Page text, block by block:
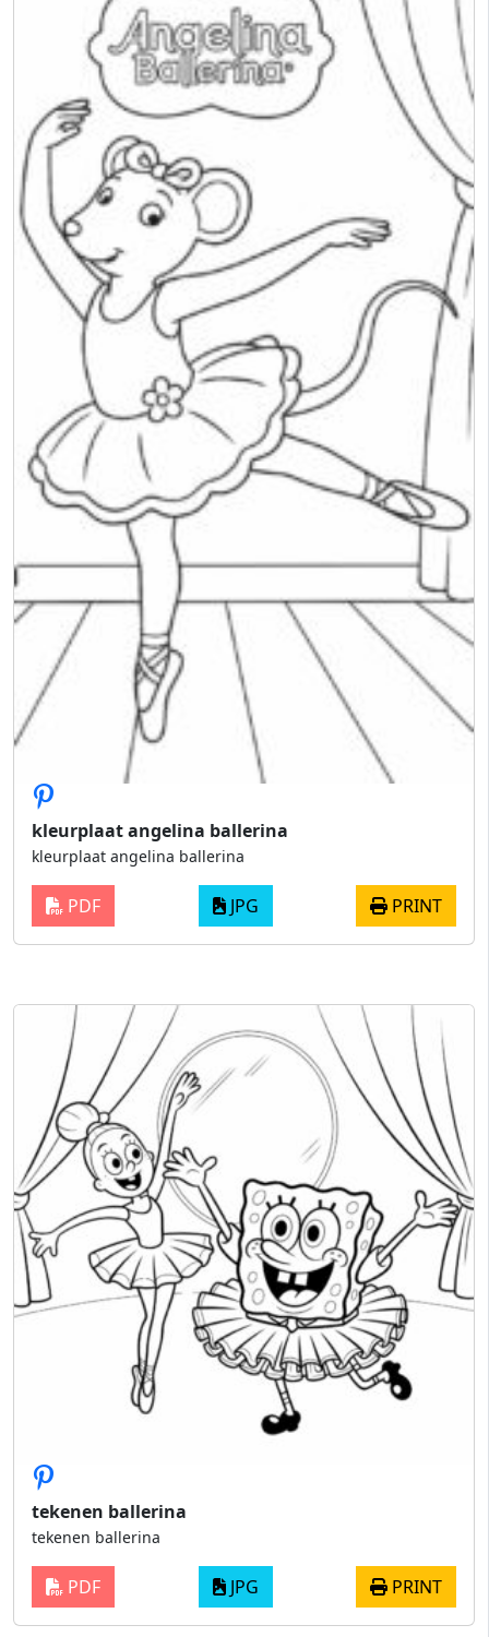
kleurplaat angelina ballerina
kleurplaat angelina ballerina
PDF JPG PRINT
tekenen ballerina
tekenen ballerina
PDF JPG PRINT